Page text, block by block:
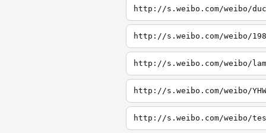
http://s.weibo.com/weibo/
http://s.weibo.com/weibo/
http://s.weibo.com/weibo/
http://s.weibo.com/weibo/
http://s.weibo.com/weibo/